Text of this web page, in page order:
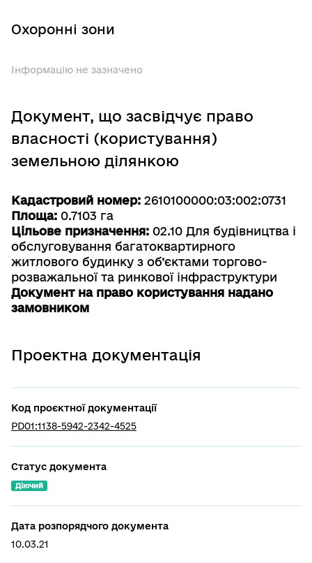
Охоронні зони
Інформацію не зазначено
Документ, що засвідчує право
власності (користування)
земельною ділянкою
Кадастровий номер: 2610100000:03:002:0731
Площа: 0.7103 га
Цільове призначення: 02.10 Для будівництва і
обслуговування багатоквартирного
житлового будинку з об’єктами торгово-
розважальної та ринкової інфраструктури
Документ на право користування надано
замовником
Проектна документація
Код проєктної документації
PD01:1138-5942-2342-4525
Статус документа
Діючий
Дата розпорядчого документа
10.03.21